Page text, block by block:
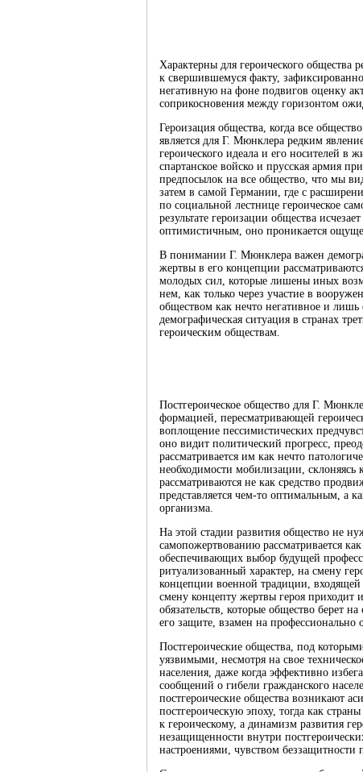
Характерны для героического общества
к свершившемуся факту,
негативную на фоне подвигов оценку
соприкосновения между горизонтом
Героизация общества, когда все
является для Г. Мюнклера редким
героического идеала и его носителей в
спартанское войско и прусская армия
предпосылок на все общество, что мы
затем в самой Германии, где с
по социальной лестнице героическое
результате героизации общества
оптимистичным, оно проникается
В понимании Г. Мюнклера важен
жертвы в его концепции
молодых сил, которые лишены иных
нем, как только через участие в
обществом как нечто негативное и
демографическая ситуация в странах
героическим обществам.
Постгероическое общество для Г.
формацией, пересматривающей
воплощение пессимистических
оно видит политический прогресс,
рассматривается им как нечто
необходимости мобилизации,
рассматриваются не как средство
представляется чем-то оптимальным, а
организма.
На этой стадии развития общество не
самопожертвованию рассматривается
обеспечивающих выбор будущей
ритуализованный характер, на смену
концепции военной традиции,
смену концепту жертвы героя приходит
обязательств, которые общество берет
его защите, взамен на профессионально
Постгероические общества, под
уязвимыми, несмотря на свое
населения, даже когда эффективно
сообщений о гибели гражданского
постгероические общества возникают
постгероическую эпоху, тогда как
к героическому, а динамизм развития
незащищенности внутри
настроениями, чувством беззащитности